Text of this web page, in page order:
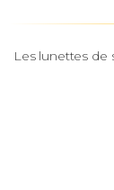
Les lunettes de